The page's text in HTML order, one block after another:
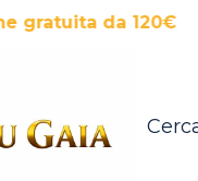
120€ ★